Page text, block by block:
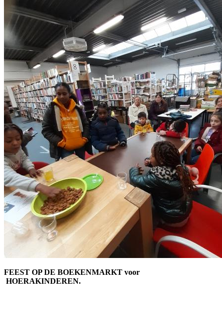
FEEST OP DE BOEKENMARKT voor
HOERAKINDEREN.